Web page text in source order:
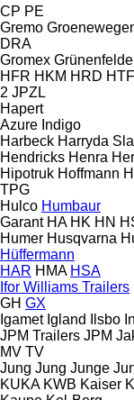
CP PE
Gremo
DRA
Gromex
HFR HKM HRD HTF
2 JPZL
Hapert
Azure Indigo
Harbeck Harryda
Hendricks Henra
Hipotruk Hoffmann
TPG
Hulco Humbaur
Garant HA HK HN
Humer Husqvarna
Hüffermann
HAR HMA HSA
Ifor Williams Trailers
GH GX
Igamet Igland Ilsbo
JPM Trailers JPM
MV TV
Jung Jung Junge
KUKA KWB Kaiser